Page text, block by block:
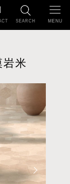
SEARCH MENU
米